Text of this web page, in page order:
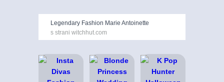
Legendary Fashion Marie Antoinette
s strani witchhut.com